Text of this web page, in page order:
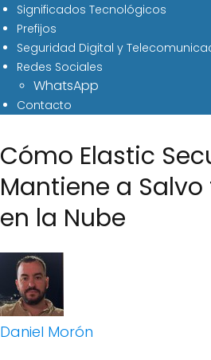
Significados Tecnológicos
Prefijos
Seguridad Digital y
Redes Sociales
WhatsApp
Contacto
Cómo Elastic
Mantiene a
en la Nube
Daniel Morón